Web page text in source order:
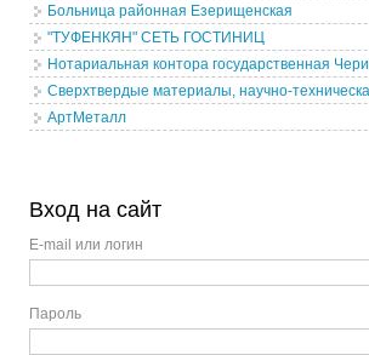
Больница районная Езерищенская
"ТУФЕНКЯН" СЕТЬ ГОСТИНИЦ
Нотариальная контора государственная
Сверхтвердые материалы, научно-
АртМеталл
Вход на сайт
E-mail или логин
Пароль